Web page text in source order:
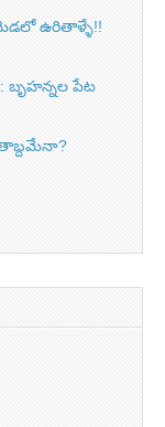
ఉరితాళ్ళే!!
బృహన్నల పేట